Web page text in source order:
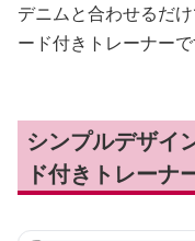
デニムと合わせるだ
ード付きトレーナーで
シンプルデザイ
ド付きトレーナ